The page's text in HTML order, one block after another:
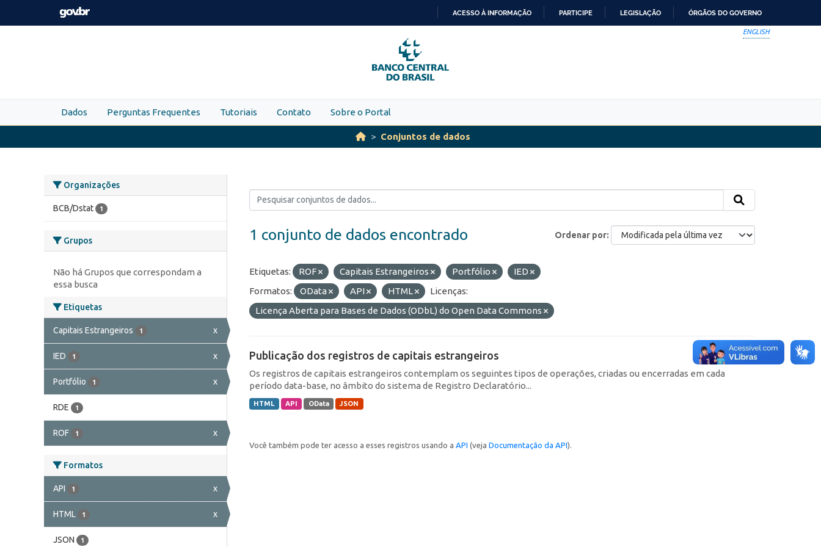
Skip to main content
PARA
O
CONTEÚDO
ACESSO À INFORMAÇÃO PARTICIPE LEGISLAÇÃO ÓRGÃOS DO GOVERNO
ENGLISH
Dados Perguntas Frequentes Tutoriais Contato Sobre o Portal
Conjuntos de dados
Organizações
BCB/Dstat 1
Grupos
Não há Grupos que correspondam a
essa busca
Etiquetas
Capitais Estrangeiros 1 x
IED 1 x
Portfólio 1 x
RDE 1
ROF 1 x
Formatos
API 1 x
HTML 1 x
JSON 1
Ordenar por
1 conjunto de dados encontrado
Etiquetas: ROF Capitais Estrangeiros Portfólio
IED
Formatos:
OData API HTML
Licenças:
Licença Aberta para Bases de Dados (ODbL) do Open Data Commons
Publicação dos registros de capitais estrangeiros
Os registros de capitais estrangeiros contemplam os seguintes tipos de operações, criadas ou encerradas em cada
período data-base, no âmbito do sistema de Registro Declaratório...
HTML API OData JSON
Você também pode ter acesso a esses registros usando a API (veja Documentação da API).